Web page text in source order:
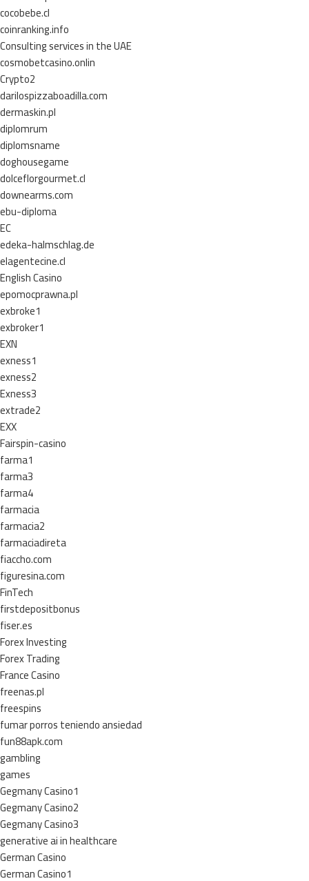
cocobebe.cl
coinranking.info
Consulting services in the UAE
cosmobetcasino.onlin
Crypto2
darilospizzaboadilla.com
dermaskin.pl
diplomrum
diplomsname
doghousegame
dolceflorgourmet.cl
downearms.com
ebu-diploma
EC
edeka-halmschlag.de
elagentecine.cl
English Casino
epomocprawna.pl
exbroke1
exbroker1
EXN
exness1
exness2
Exness3
extrade2
EXX
Fairspin-casino
farma1
farma3
farma4
farmacia
farmacia2
farmaciadireta
fiaccho.com
figuresina.com
FinTech
firstdepositbonus
fiser.es
Forex Investing
Forex Trading
France Casino
freenas.pl
freespins
fumar porros teniendo ansiedad
fun88apk.com
gambling
games
Gegmany Casino1
Gegmany Casino2
Gegmany Casino3
generative ai in healthcare
German Casino
German Casino1